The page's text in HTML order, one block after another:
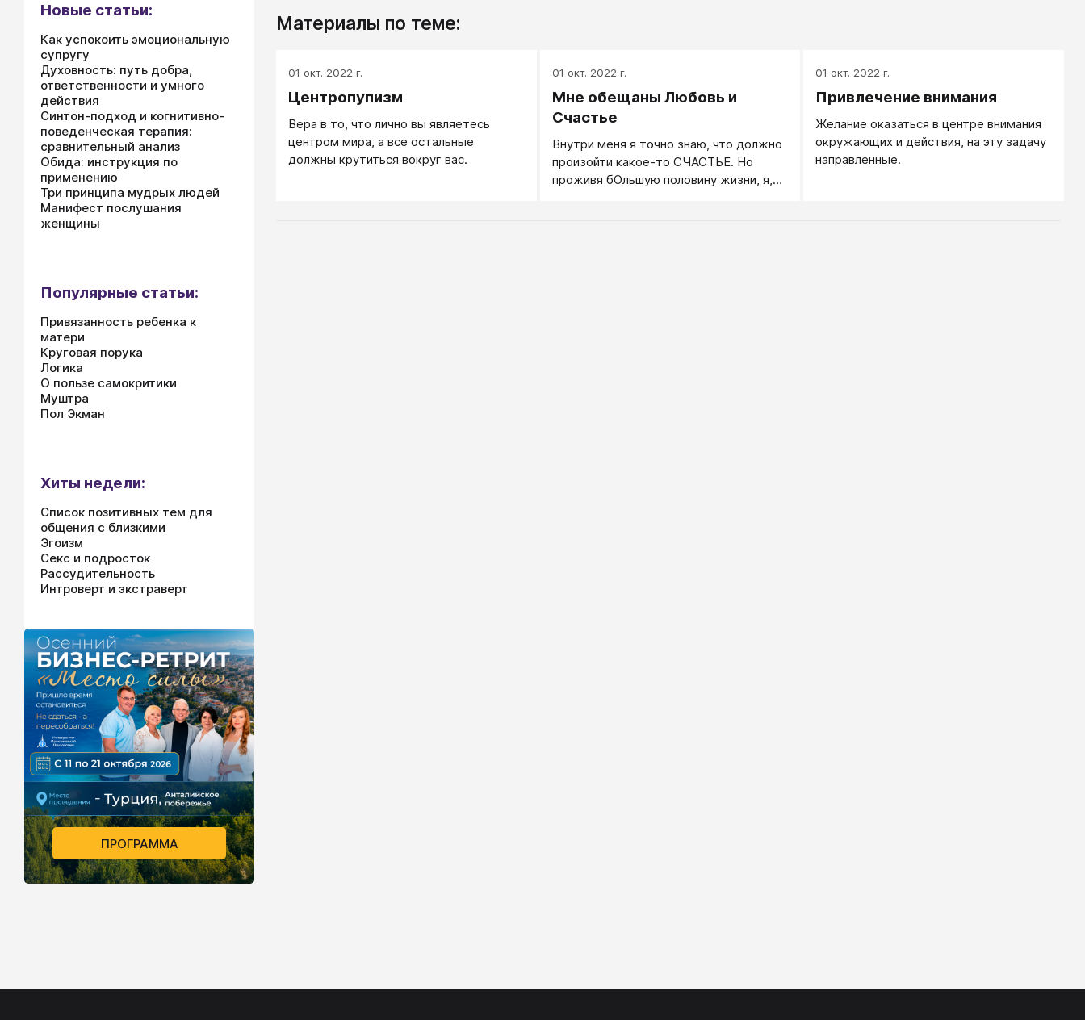
Материалы по теме:
01 окт. 2022 г.
Центропупизм
Вера в то, что лично вы являетесь
центром мира, а все остальные
должны крутиться вокруг вас.
01 окт. 2022 г.
Мне обещаны Любовь и
Счастье
Внутри меня я точно знаю, что должно
произойти какое-то СЧАСТЬЕ. Но
проживя бОльшую половину жизни, я,
01 окт. 2022 г.
Привлечение внимания
Желание оказаться в центре внимания
окружающих и действия, на эту задачу
направленные.
Новые статьи:
Как успокоить эмоциональную
супругу
Духовность: путь добра,
ответственности и умного
действия
Синтон-подход и когнитивно-
поведенческая терапия:
сравнительный анализ
Обида: инструкция по
применению
Три принципа мудрых людей
Манифест послушания
женщины
Популярные статьи:
Привязанность ребенка к
матери
Круговая порука
Логика
О пользе самокритики
Муштра
Пол Экман
Хиты недели:
Список позитивных тем для
общения с близкими
Эгоизм
Секс и подросток
Рассудительность
Интроверт и экстраверт
ПРОГРАММА